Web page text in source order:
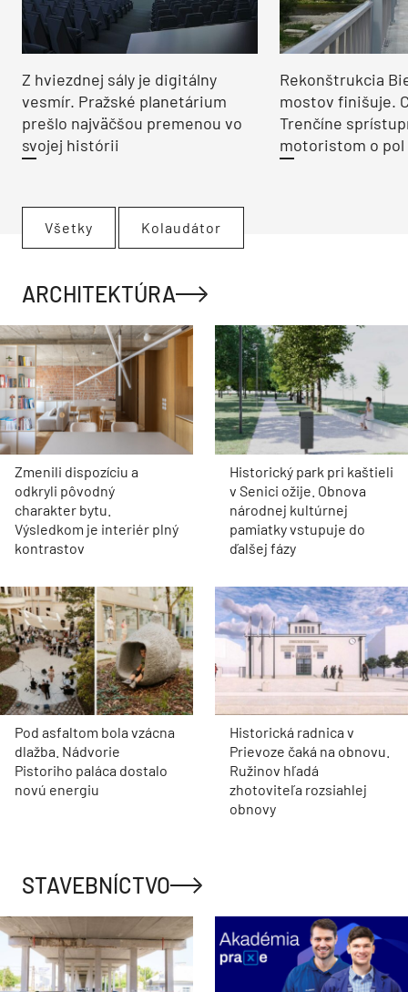
Z hviezdnej sály je digitálny
vesmír. Pražské planetárium
prešlo najväčšou premenou vo
svojej histórii
Rekonštrukcia
mostov finišuje.
Trenčíne
motoristom o pol
Všetky Kolaudátor
ARCHITEKTÚRA
Zmenili dispozíciu a
odkryli pôvodný
charakter bytu.
Výsledkom je interiér plný
kontrastov
Historický park pri kaštieli
v Senici ožije. Obnova
národnej kultúrnej
pamiatky vstupuje do
ďalšej fázy
Pod asfaltom bola vzácna
dlažba. Nádvorie
Pistoriho paláca dostalo
novú energiu
Historická radnica v
Prievoze čaká na obnovu.
Ružinov hľadá
zhotoviteľa rozsiahlej
obnovy
STAVEBNÍCTVO